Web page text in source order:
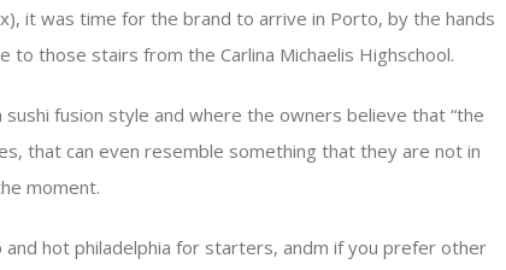
it was time for the brand to arrive in Porto, by the hands
to those stairs from the Carlina Michaelis Highschool.
fusion style and where the owners believe that “the
that can even resemble something that they are not in
moment.
hot philadelphia for starters, andm if you prefer other